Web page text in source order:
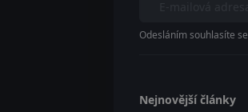
Odesláním souhlasíte se
Nejnovější články